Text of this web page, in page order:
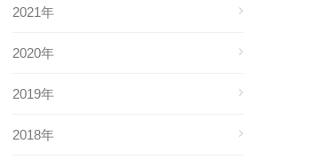
2021年
2020年
2019年
2018年